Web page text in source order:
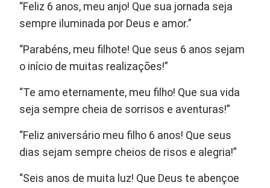
“Feliz 6 anos, meu anjo! Que sua jornada seja
sempre iluminada por Deus e amor.”
“Parabéns, meu filhote! Que seus 6 anos sejam
o início de muitas realizações!”
“Te amo eternamente, meu filho! Que sua vida
seja sempre cheia de sorrisos e aventuras!”
“Feliz aniversário meu filho 6 anos! Que seus
dias sejam sempre cheios de risos e alegria!”
“Seis anos de muita luz! Que Deus te abençoe